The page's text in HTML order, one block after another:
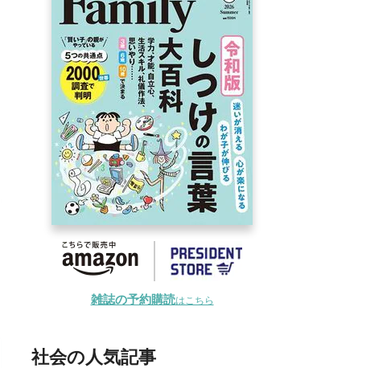
雑誌の予約購読はこちら
社会の人気記事